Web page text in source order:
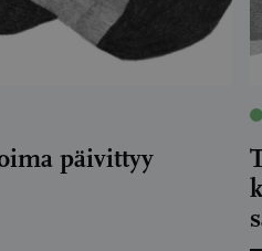
päivittyy